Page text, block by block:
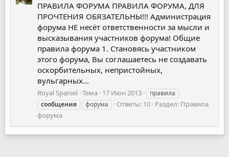
ПРАВИЛА ФОРУМА ПРАВИЛА ФОРУМА, ДЛЯ
ПРОЧТЕНИЯ ОБЯЗАТЕЛЬНЫ!!! Администрация
форума НЕ несёт ответственности за мысли и
высказывания участников форума! Общие
правила форума 1. Становясь участником
этого форума, Вы соглашаетесь не создавать
оскорбительных, непристойных,
вульгарных...
Royal Spaniel Тема 17 Июн 2013
правила
сообщения
форума Ответы: 10 Раздел: Правила
форума